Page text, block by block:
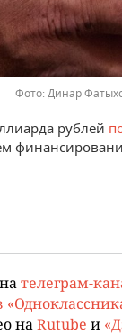
Динар
рублей
телеграм-
на Rutube и